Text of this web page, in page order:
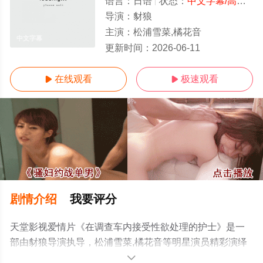
导演： 豺狼
主演： 松浦雪菜,橘花音
更新时间： 2026-06-11
 在线观看  极速观看
剧情介绍 我要评分
天堂影视爱情片《在调查车内接受性欲处理的护士》是一
部由豺狼导演执导，松浦雪菜,橘花音等明星演员精彩演绎
的日本电影，手机免费观看高清无删减完整版电影大全就
